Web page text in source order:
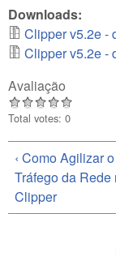
Downloads:
Clipper v5.2e -
Clipper v5.2e -
Avaliação
Total votes: 0
‹ Como Agilizar o
Tráfego da Rede
Clipper